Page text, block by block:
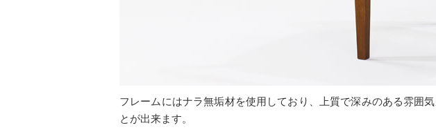
フレームにはナラ無垢材を使用しており、上質で深みのある雰囲
とが出来ます。